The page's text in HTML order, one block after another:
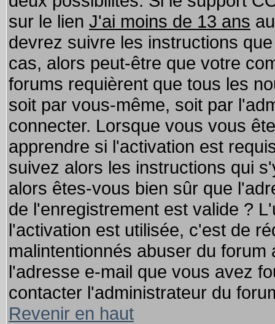
sur le lien J'ai moins de 13 ans
devrez suivre les instructions
cas, alors peut-être que votre
forums requièrent que tous les
soit par vous-même, soit par
connecter. Lorsque vous vous
apprendre si l'activation est
suivez alors les instructions qui
alors êtes-vous bien sûr que
de l'enregistrement est valide ?
l'activation est utilisée, c'est de
malintentionnés abuser du
l'adresse e-mail que vous avez
contacter l'administrateur du
Revenir en haut